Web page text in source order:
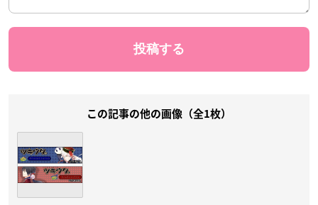
この記事の他の画像（全1枚）